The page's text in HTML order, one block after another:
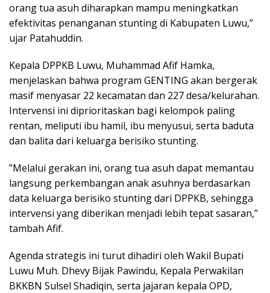
orang tua asuh diharapkan mampu meningkatkan
efektivitas penanganan stunting di Kabupaten Luwu,”
ujar Patahuddin.
​Kepala DPPKB Luwu, Muhammad Afif Hamka,
menjelaskan bahwa program GENTING akan bergerak
masif menyasar 22 kecamatan dan 227 desa/kelurahan.
Intervensi ini diprioritaskan bagi kelompok paling
rentan, meliputi ibu hamil, ibu menyusui, serta baduta
dan balita dari keluarga berisiko stunting.
​”Melalui gerakan ini, orang tua asuh dapat memantau
langsung perkembangan anak asuhnya berdasarkan
data keluarga berisiko stunting dari DPPKB, sehingga
intervensi yang diberikan menjadi lebih tepat sasaran,”
tambah Afif.
​Agenda strategis ini turut dihadiri oleh Wakil Bupati
Luwu Muh. Dhevy Bijak Pawindu, Kepala Perwakilan
BKKBN Sulsel Shadiqin, serta jajaran kepala OPD,